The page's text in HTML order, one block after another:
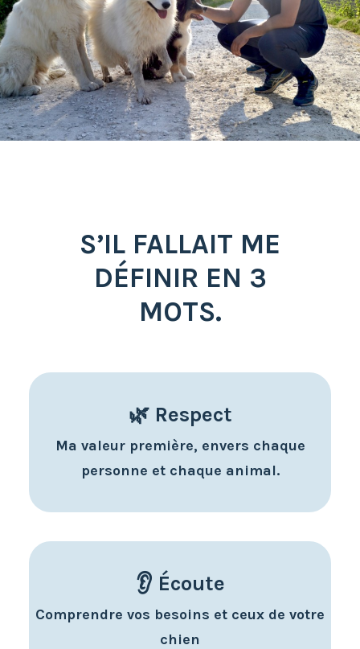
S’IL FALLAIT ME
DÉFINIR EN 3
MOTS.
🌿 Respect
Ma valeur première, envers chaque
personne et chaque animal.
👂 Écoute
Comprendre vos besoins et ceux de votre
chien